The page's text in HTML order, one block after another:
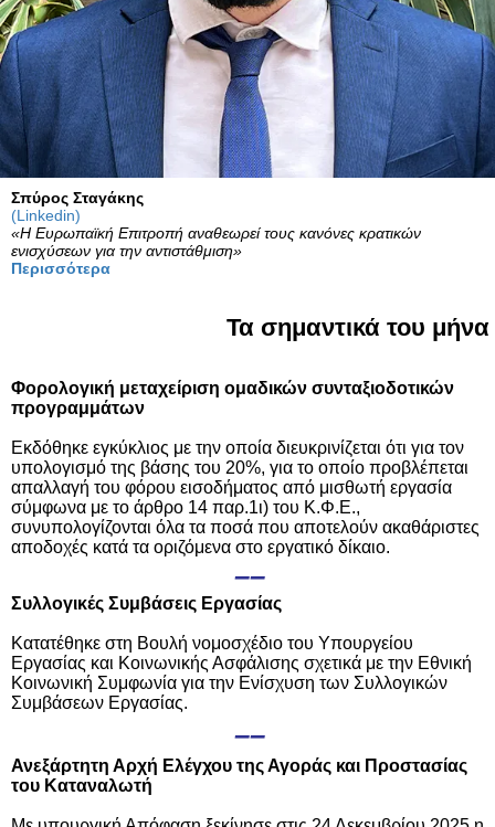
Σπύρος Σταγάκης
(Linkedin)
«Η Ευρωπαϊκή Επιτροπή αναθεωρεί τους κανόνες κρατικών
ενισχύσεων για την αντιστάθμιση»
Περισσότερα
Τα σημαντικά του μήνα
Φορολογική μεταχείριση ομαδικών συνταξιοδοτικών
προγραμμάτων
Εκδόθηκε εγκύκλιος με την οποία διευκρινίζεται ότι για τον
υπολογισμό της βάσης του 20%, για το οποίο προβλέπεται
απαλλαγή του φόρου εισοδήματος από μισθωτή εργασία
σύμφωνα με το άρθρο 14 παρ.1ι) του Κ.Φ.Ε.,
συνυπολογίζονται όλα τα ποσά που αποτελούν ακαθάριστες
αποδοχές κατά τα οριζόμενα στο εργατικό δίκαιο.
––
Συλλογικές Συμβάσεις Εργασίας
Κατατέθηκε στη Βουλή νομοσχέδιο του Υπουργείου
Εργασίας και Κοινωνικής Ασφάλισης σχετικά με την Εθνική
Κοινωνική Συμφωνία για την Ενίσχυση των Συλλογικών
Συμβάσεων Εργασίας.
––
Ανεξάρτητη Αρχή Ελέγχου της Αγοράς και Προστασίας
του Καταναλωτή